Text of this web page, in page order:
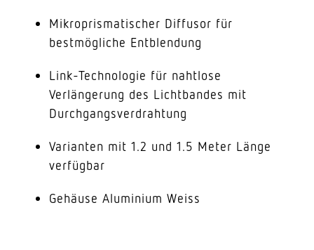
Mikroprismatischer Diffusor für
bestmögliche Entblendung
Link-Technologie für nahtlose
Verlängerung des Lichtbandes mit
Durchgangsverdrahtung
Varianten mit 1.2 und 1.5 Meter Länge
verfügbar
Gehäuse Aluminium Weiss